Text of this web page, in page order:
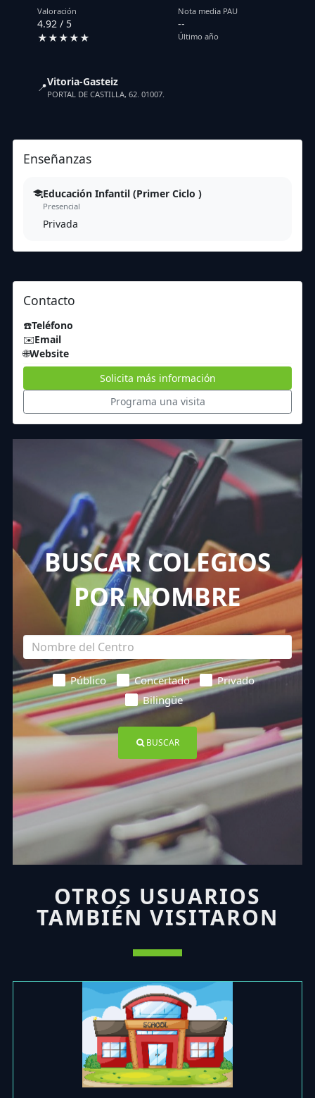
Valoración
4.92 / 5
★★★★★
Nota media PAU
--
Último año
📍Vitoria-Gasteiz
PORTAL DE CASTILLA, 62. 01007.
Enseñanzas
Educación Infantil (Primer Ciclo )
Presencial
Privada
Contacto
☎️Teléfono
✉️Email
🌐Website
Solicita más información
Programa una visita
BUSCAR COLEGIOS
POR NOMBRE
Público Concertado
Privado
Bilingüe
BUSCAR
OTROS USUARIOS
TAMBIÉN VISITARON